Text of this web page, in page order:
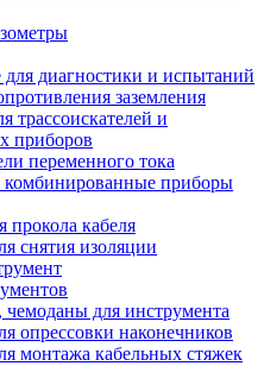
диагностики и испытаний
заземления
трассоискателей и
приборов
переменного тока
приборы
прокола кабеля
снятия изоляции
для инструмента
опрессовки наконечников
монтажа кабельных стяжек